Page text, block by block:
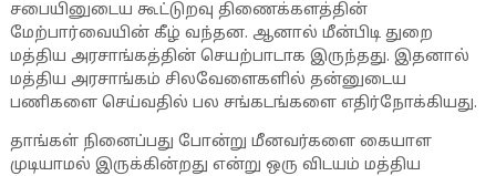
சபையினுடைய கூட்டுறவு திணைக்களத்தின்
மேற்பார்வையின் கீழ் வந்தன. ஆனால் மீன்பிடி துறை
மத்திய அரசாங்கத்தின் செயற்பாடாக இருந்தது. இதனால்
மத்திய அரசாங்கம் சிலவேளைகளில் தன்னுடைய
பணிகளை செய்வதில் பல சங்கடங்களை எதிர்நோக்கியது.
தாங்கள் நினைப்பது போன்று மீனவர்களை கையாள
முடியாமல் இருக்கின்றது என்று ஒரு விடயம் மத்திய